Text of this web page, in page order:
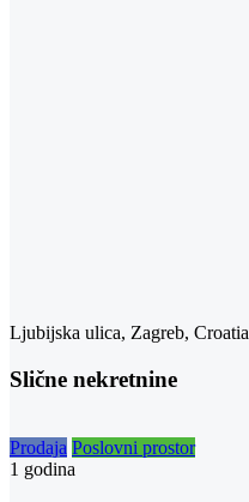
Ljubijska ulica, Zagreb, Croatia
Slične nekretnine
Prodaja Poslovni prostor
1 godina